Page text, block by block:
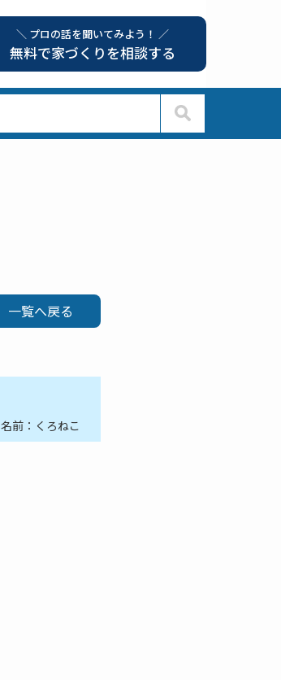
＼ プロの話を聞いてみよう！ ／
無料で家づくりを相談する
一覧へ戻る
名前：くろねこ